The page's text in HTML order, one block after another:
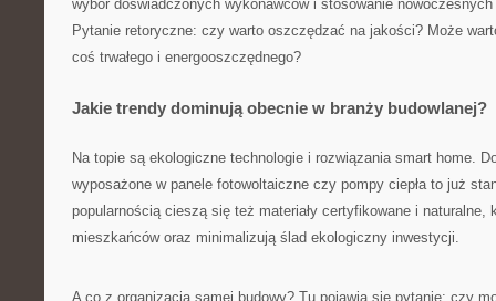
wybór doświadczonych wykonawców i stosowanie
Pytanie retoryczne: czy warto oszczędzać na jakości? Może
coś trwałego i energooszczędnego?
Jakie trendy dominują obecnie w branży budowlanej?
Na topie są ekologiczne technologie i rozwiązania smart home.
wyposażone w panele fotowoltaiczne czy pompy ciepła to już
popularnością cieszą się też materiały certyfikowane i naturalne,
mieszkańców oraz minimalizują ślad ekologiczny inwestycji.
A co z organizacją samej budowy? Tu pojawia się pytanie: czy